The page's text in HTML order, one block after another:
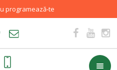
programează-te